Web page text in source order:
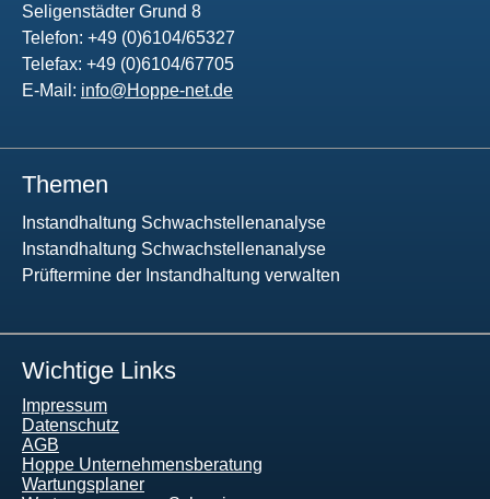
Seligenstädter Grund 8
Telefon: +49 (0)6104/65327
Telefax: +49 (0)6104/67705
E-Mail: info@Hoppe-net.de
Themen
Instandhaltung Schwachstellenanalyse
Instandhaltung Schwachstellenanalyse
Prüftermine der Instandhaltung verwalten
Wichtige Links
Impressum
Datenschutz
AGB
Hoppe Unternehmensberatung
Wartungsplaner